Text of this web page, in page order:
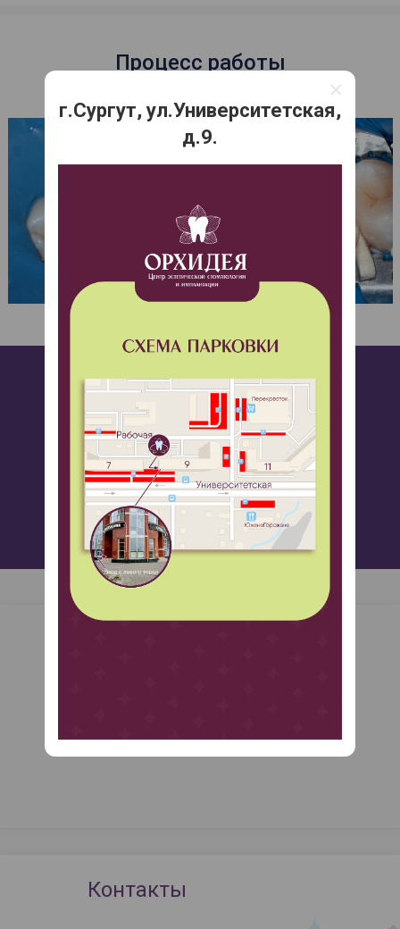
г.Сургут, ул.Университетская,
д.9.
×
Процесс работы
Столкнулись с такой же проблемой?
Оставьте заявку и мы вам перезвоним!
ЗАПИСАТЬСЯ НА ПРИЕМ
Контакты